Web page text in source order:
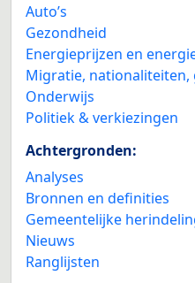
Auto’s
Gezondheid
Energieprijzen en
Migratie,
Onderwijs
Politiek & verkiezingen
Achtergronden:
Analyses
Bronnen en definities
Gemeentelijke
Nieuws
Ranglijsten